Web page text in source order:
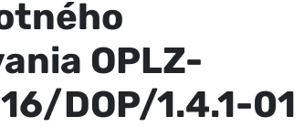
OPLZ-
DOP/1.4.1-01